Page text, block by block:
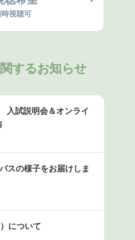
時視聴可
するお知らせ
試説明会＆オンライ
スの様子をお届けしま
について